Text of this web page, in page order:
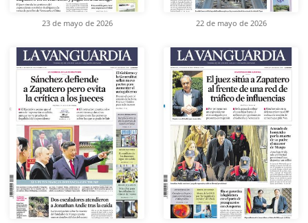
23 de mayo de 2026 22 de mayo de 2026